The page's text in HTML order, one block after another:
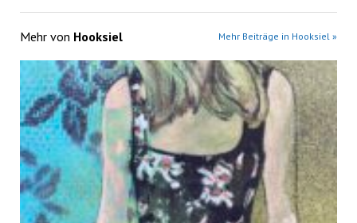
Mehr von Hooksiel Mehr Beiträge in Hooksiel »